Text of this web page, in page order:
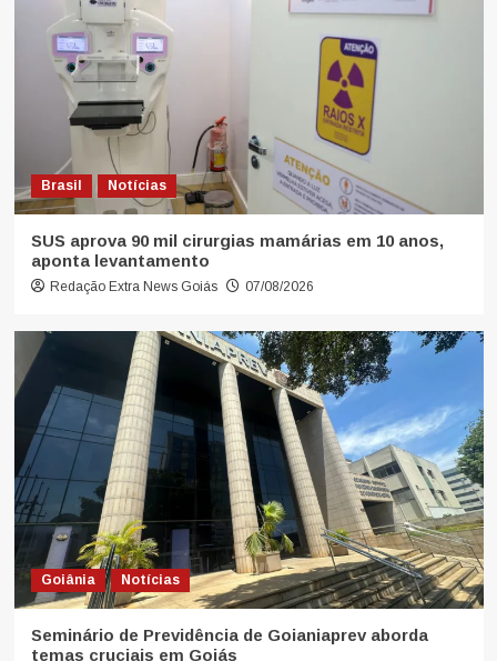
Brasil Notícias
SUS aprova 90 mil cirurgias mamárias em 10 anos,
aponta levantamento
Redação Extra News Goiás 07/08/2026
Goiânia Notícias
Seminário de Previdência de Goianiaprev aborda
temas cruciais em Goiás